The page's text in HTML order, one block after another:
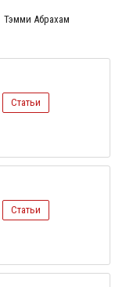
Тэмми Абрахам
Статьи
Статьи